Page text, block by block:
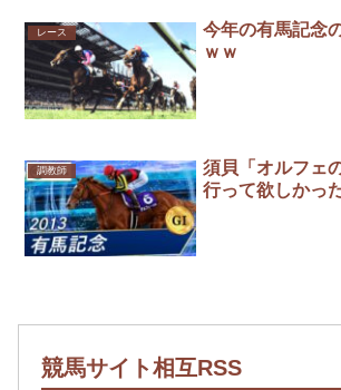
レース
今年の有馬記念
ｗｗ
調教師
須貝「オルフェ
行って欲しかった
競馬サイト相互RSS